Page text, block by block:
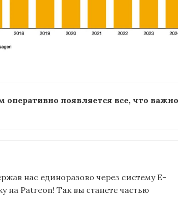
оперативно появляется все, что важно
нас единоразово через систему E-
на Patreon! Так вы станете частью